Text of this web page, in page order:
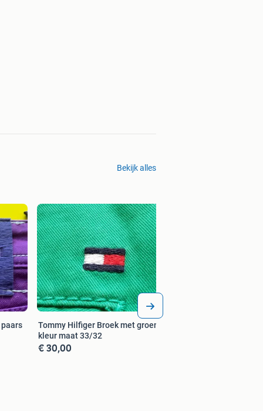
Bekijk alles
Tommy Hilfiger Broek met groene
kleur maat 33/32
€ 30,00